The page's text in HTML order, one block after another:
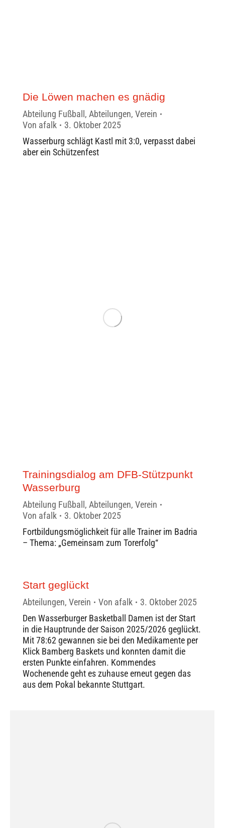
Die Löwen machen es gnädig
Abteilung Fußball, Abteilungen, Verein
Von afalk
3. Oktober 2025
Wasserburg schlägt Kastl mit 3:0, verpasst dabei
aber ein Schützenfest
Trainingsdialog am DFB-Stützpunkt
Wasserburg
Abteilung Fußball, Abteilungen, Verein
Von afalk
3. Oktober 2025
Fortbildungsmöglichkeit für alle Trainer im Badria
– Thema: „Gemeinsam zum Torerfolg“
Start geglückt
Abteilungen, Verein Von afalk
3. Oktober 2025
Den Wasserburger Basketball Damen ist der Start
in die Hauptrunde der Saison 2025/2026 geglückt.
Mit 78:62 gewannen sie bei den Medikamente per
Klick Bamberg Baskets und konnten damit die
ersten Punkte einfahren. Kommendes
Wochenende geht es zuhause erneut gegen das
aus dem Pokal bekannte Stuttgart.